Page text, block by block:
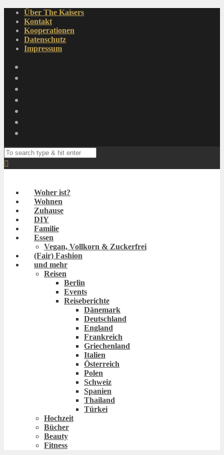
Über The Kaisers
Kontakt
Kooperationen
Datenschutz
Impressum
Woher ist?
Wohnen
Zuhause
DIY
Familie
Essen
Vegan, Vollkorn & Zuckerfrei
(Fair) Fashion
und mehr
Reisen
Berlin
Events
Reiseberichte
Dänemark
Deutschland
England
Frankreich
Griechenland
Italien
Österreich
Polen
Schweiz
Spanien
Thailand
Türkei
Hochzeit
Bücher
Beauty
Fitness